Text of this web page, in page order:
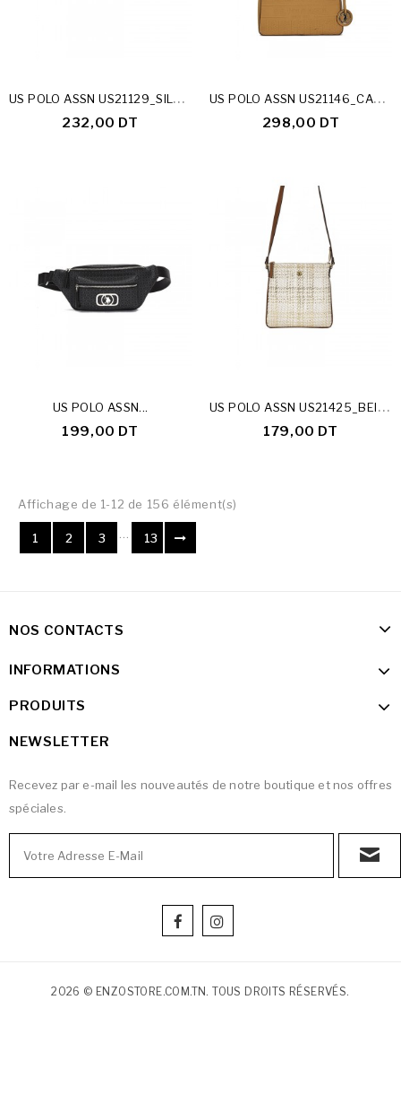
U
S POLO ASSN US21129_SILVER
232,00 DT
U
S POLO ASSN US21146_CAPPUCINO
298,00 DT
US POLO ASSN...
199,00 DT
U
S POLO ASSN US21425_BEIGE
179,00 DT
Affichage de 1-12 de 156 élément(s)
1 2 3 13
NOS CONTACTS
INFORMATIONS
PRODUITS
NEWSLETTER
Recevez par e-mail les nouveautés de notre boutique et nos offres
spéciales.
2026 © ENZOSTORE.COM.TN. TOUS DROITS RÉSERVÉS.